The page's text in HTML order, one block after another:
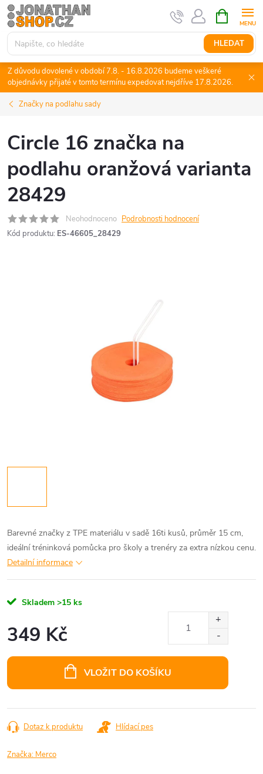
Přejít
na
obsah
HLEDAT
NÁKUPNÍ
KOŠÍK
Z důvodu dovolené v období 7.8. - 16.8.2026 budeme veškeré
objednávky přijaté v tomto termínu expedovat nejdříve 17.8.2026.
Značky na podlahu sady
Circle 16 značka na
podlahu oranžová varianta
28429
Neohodnoceno Podrobnosti hodnocení
Kód produktu: ES-46605_28429
Barevné značky z TPE materiálu v sadě 16ti kusů, průměr 15 cm,
ideální tréninková pomůcka pro školy a trenéry za extra nízkou cenu.
Detailní informace
Skladem >15 ks
349 Kč
VLOŽIT DO KOŠÍKU
Dotaz k produktu Hlídací pes
Značka: Merco